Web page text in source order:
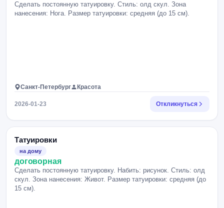
Сделать постоянную татуировку. Стиль: олд скул. Зона
нанесения: Нога. Размер татуировки: средняя (до 15 см).
Санкт-Петербург Красота
2026-01-23 Откликнуться
Татуировки
на дому
договорная
Сделать постоянную татуировку. Набить: рисунок. Стиль: олд
скул. Зона нанесения: Живот. Размер татуировки: средняя (до
15 см).